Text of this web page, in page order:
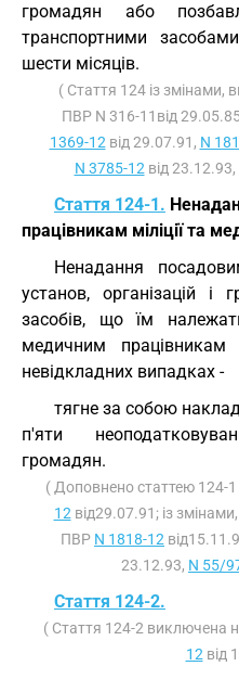
громадян або
транспортними
шести місяців.
( Стаття 124 із змінами,
ПВР N 316-11від
1369-12 від 29.07.91, N
N 3785-12 від
Стаття 124-1.
працівникам міліції та
Ненадання
установ, організацій і
засобів, що їм
медичним
невідкладних випадках -
тягне за собою
п'яти
громадян.
( Доповнено статтею 124-
12 від29.07.91; із
ПВР N 1818-12
23.12.93, N 55/
Стаття 124-2.
( Стаття 124-2 виключена
12 від